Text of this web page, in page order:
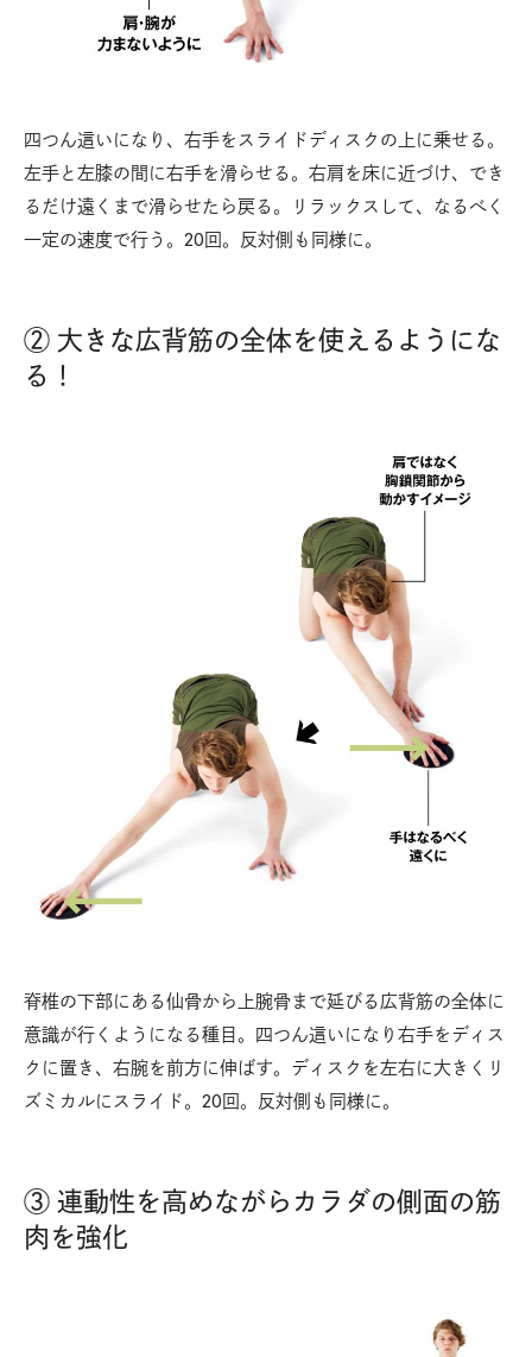
四つん這いになり、右手をスライドディスクの上に乗せる。
左手と左膝の間に右手を滑らせる。右肩を床に近づけ、でき
るだけ遠くまで滑らせたら戻る。リラックスして、なるべく
一定の速度で行う。20回。反対側も同様に。
② 大きな広背筋の全体を使えるようにな
る！
脊椎の下部にある仙骨から上腕骨まで延びる広背筋の全体に
意識が行くようになる種目。四つん這いになり右手をディス
クに置き、右腕を前方に伸ばす。ディスクを左右に大きくリ
ズミカルにスライド。20回。反対側も同様に。
③ 連動性を高めながらカラダの側面の筋
肉を強化